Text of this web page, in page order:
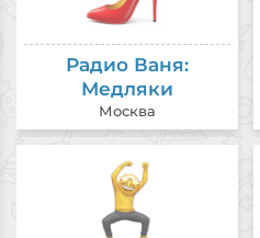
Радио Ваня:
Медляки
Москва